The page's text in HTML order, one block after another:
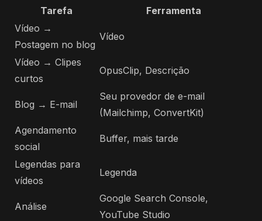
Tarefa
Ferramenta
Vídeo →
Postagem no blog
Vídeo
Vídeo → Clipes
curtos
OpusClip, Descrição
Blog → E-mail
Seu provedor de e-mail
(Mailchimp, ConvertKit)
Agendamento
social
Buffer, mais tarde
Legendas para
vídeos
Legenda
Análise
Google Search Console,
YouTube Studio